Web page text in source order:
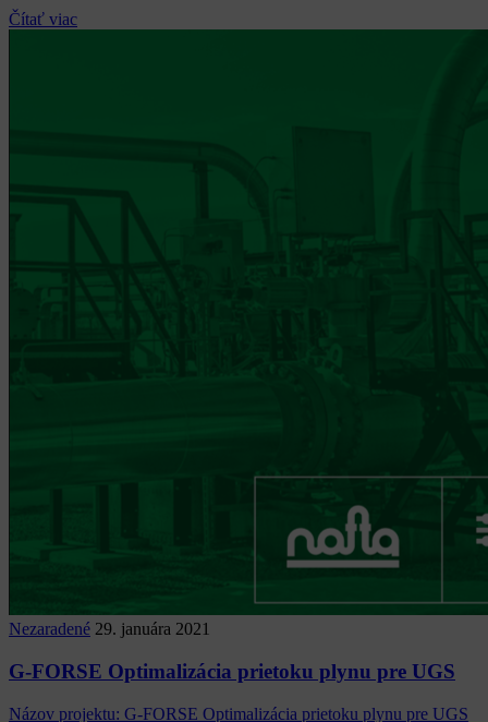
Čítať viac
Nezaradené 29. januára 2021
G-FORSE Optimalizácia prietoku plynu pre UGS
Názov projektu: G-FORSE Optimalizácia prietoku plynu pre UGS